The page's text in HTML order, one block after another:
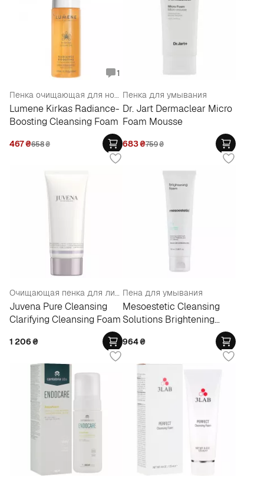
1
Пенка очищающая для нормальной и комбинированной кожи
Lumene Kirkas Radiance-
Boosting Cleansing Foam
467₴658₴
Пенка для умывания
Dr. Jart Dermaclear Micro
Foam Mousse
683₴759₴
Очищающая пенка для лица (тестер)
Juvena Pure Cleansing
Clarifying Cleansing Foam
1 206₴
Пена для умывания
Mesoestetic Cleansing
Solutions Brightening
964₴